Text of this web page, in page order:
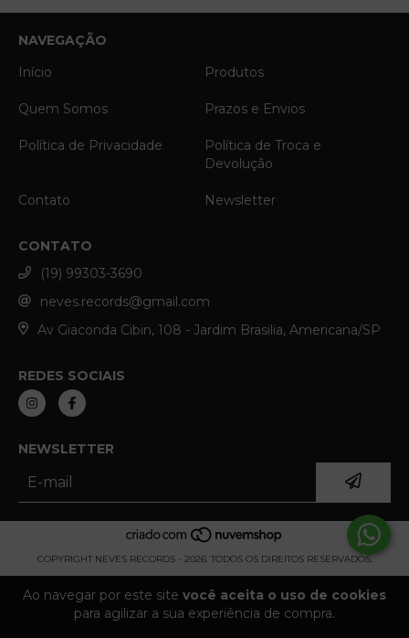
Ao navegar por este site você aceita o uso de cookies
para agilizar a sua experiência de compra.
NAVEGAÇÃO
Início
Produtos
Quem Somos Prazos e Envios
Política de Privacidade
Política de Troca e
Devolução
Contato Newsletter
CONTATO
(19) 99303-3690
neves.records@gmail.com
Av Giaconda Cibin, 108 - Jardim Brasilia, Americana/SP
REDES SOCIAIS
NEWSLETTER
COPYRIGHT NEVES RECORDS - 2026. TODOS OS DIREITOS RESERVADOS.